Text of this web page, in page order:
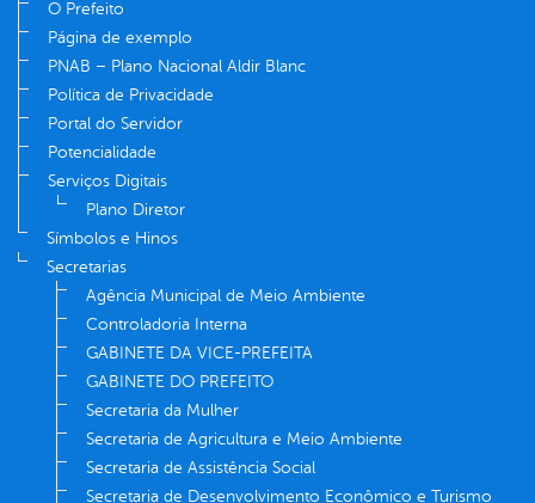
O Prefeito
Página de exemplo
PNAB – Plano Nacional Aldir Blanc
Política de Privacidade
Portal do Servidor
Potencialidade
Serviços Digitais
Plano Diretor
Símbolos e Hinos
Secretarias
Agência Municipal de Meio Ambiente
Controladoria Interna
GABINETE DA VICE-PREFEITA
GABINETE DO PREFEITO
Secretaria da Mulher
Secretaria de Agricultura e Meio Ambiente
Secretaria de Assistência Social
Secretaria de Desenvolvimento Econômico e Turismo